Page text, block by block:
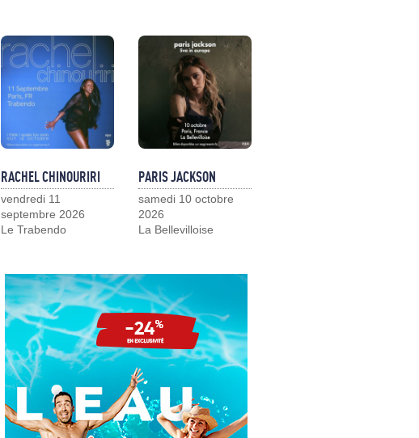
RACHEL CHINOURIRI
vendredi 11
septembre 2026
Le Trabendo
PARIS JACKSON
samedi 10 octobre
2026
La Bellevilloise